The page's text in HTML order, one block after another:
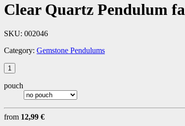
Clear Quartz Pendulum
SKU: 002046
Category: Gemstone Pendulums
pouch
from 12,99 €